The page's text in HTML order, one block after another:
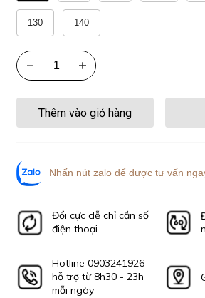
130 140
Đổi cực dễ chỉ cần số
điện thoại
Hotline 0903241926
hỗ trợ từ 8h30 - 23h
mỗi ngày
Nhấn nút zalo để được tư vấn
Thêm vào giỏ hàng